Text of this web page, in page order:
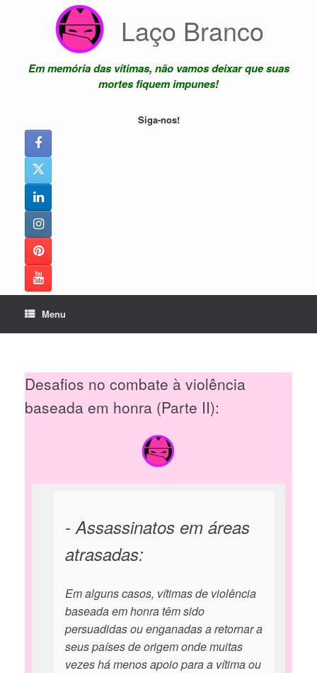
Laço Branco
Em memória das vítimas, não vamos deixar que suas
mortes fiquem impunes!
Siga-nos!
Menu
Desafios no combate à violência
baseada em honra (Parte II):
- Assassinatos em áreas
atrasadas:
Em alguns casos, vítimas de violência
baseada em honra têm sido
persuadidas ou enganadas a retornar a
seus países de origem onde muitas
vezes há menos apoio para a vítima ou